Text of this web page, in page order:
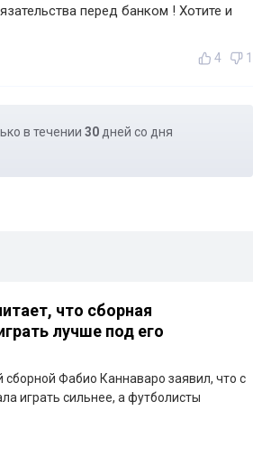
перед банком ! Хотите и
4 1
в течении 30 дней со дня
что сборная
лучше под его
Фабио Каннаваро заявил, что с
играть сильнее, а футболисты